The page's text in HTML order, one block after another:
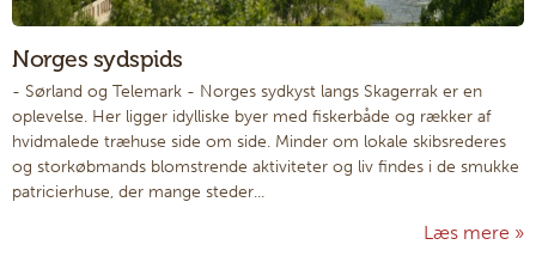
Norges sydspids
- Sørland og Telemark - Norges sydkyst langs Skagerrak er en
oplevelse. Her ligger idylliske byer med fiskerbåde og rækker af
hvidmalede træhuse side om side. Minder om lokale skibsrederes
og storkøbmands blomstrende aktiviteter og liv findes i de smukke
patricierhuse, der mange steder...
Læs mere